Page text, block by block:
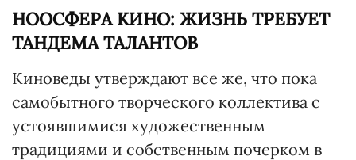
НООСФЕРА КИНО: ЖИЗНЬ ТРЕБУЕТ
ТАНДЕМА ТАЛАНТОВ
Киноведы утверждают все же, что пока
самобытного творческого коллектива с
устоявшимися художественным
традициями и собственным почерком в